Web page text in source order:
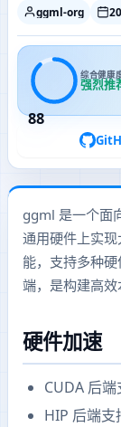
ggml-org
88
综合健康
强烈推
ggml 是一个面
通用硬件上实
能，支持多种
端，是构建高效
硬件加速
CUDA 后
HIP 后端支